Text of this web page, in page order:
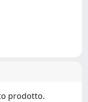
prodotto.